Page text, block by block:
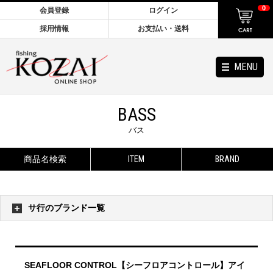
MENU
会員登録 ログイン
採用情報 お支払い・送料
0
BASS
バス
商品名検索 ITEM BRAND
サ行のブランド一覧
SEAFLOOR CONTROL【シーフロアコントロール】アイ